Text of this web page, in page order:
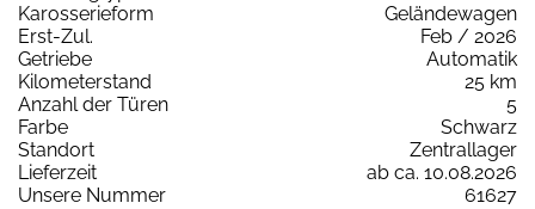
Karosserieform
Geländewagen
Erst-Zul.
Feb / 2026
Getriebe
Automatik
Kilometerstand
25 km
Anzahl der Türen
5
Farbe
Schwarz
Standort
Zentrallager
Lieferzeit
ab ca. 10.08.2026
Unsere Nummer
61627